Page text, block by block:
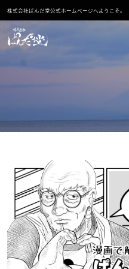
株式会社ぱんだ堂公式ホームページへようこそ。